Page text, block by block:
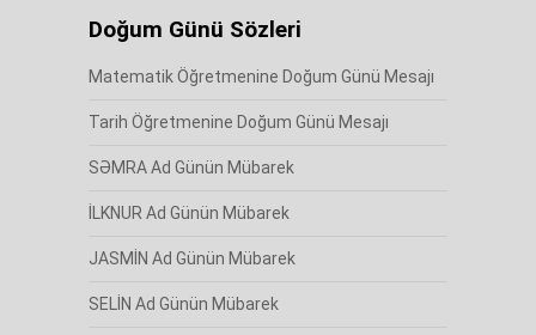
Doğum Günü Sözleri
Matematik Öğretmenine Doğum Günü Mesajı
Tarih Öğretmenine Doğum Günü Mesajı
SƏMRA Ad Günün Mübarek
İLKNUR Ad Günün Mübarek
JASMİN Ad Günün Mübarek
SELİN Ad Günün Mübarek